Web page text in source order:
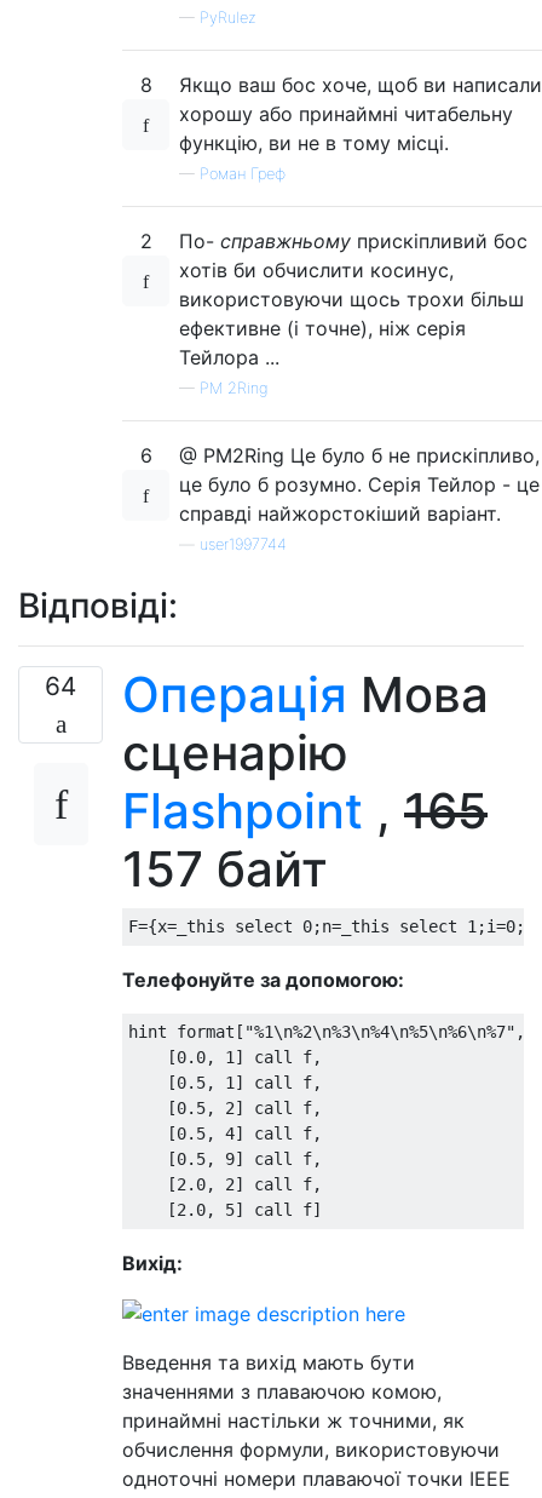
— PyRulez
8
Якщо ваш бос хоче, щоб ви написали
хорошу або принаймні читабельну
функцію, ви не в тому місці.
— Роман Греф
2 По- справжньому прискіпливий бос
хотів би обчислити косинус,
використовуючи щось трохи більш
ефективне (і точне), ніж серія
Тейлора ...
— PM 2Ring
6
@ PM2Ring Це було б не прискіпливо,
це було б розумно. Серія Тейлор - це
справді найжорстокіший варіант.
user1997744
Відповіді:
64 Операція Мова
сценарію
Flashpoint , 165
157 байт
Телефонуйте за допомогою:
hint format["%1\n%2\n%3\n%4\n%5\n%6\n%7",
    [0.0, 1] call f,
    [0.5, 1] call f,
    [0.5, 2] call f,
    [0.5, 4] call f,
    [0.5, 9] call f,
    [2.0, 2] call f,
Вихід:
Введення та вихід мають бути
значеннями з плаваючою комою,
принаймні настільки ж точними, як
обчислення формули, використовуючи
одноточні номери плаваючої точки IEEE